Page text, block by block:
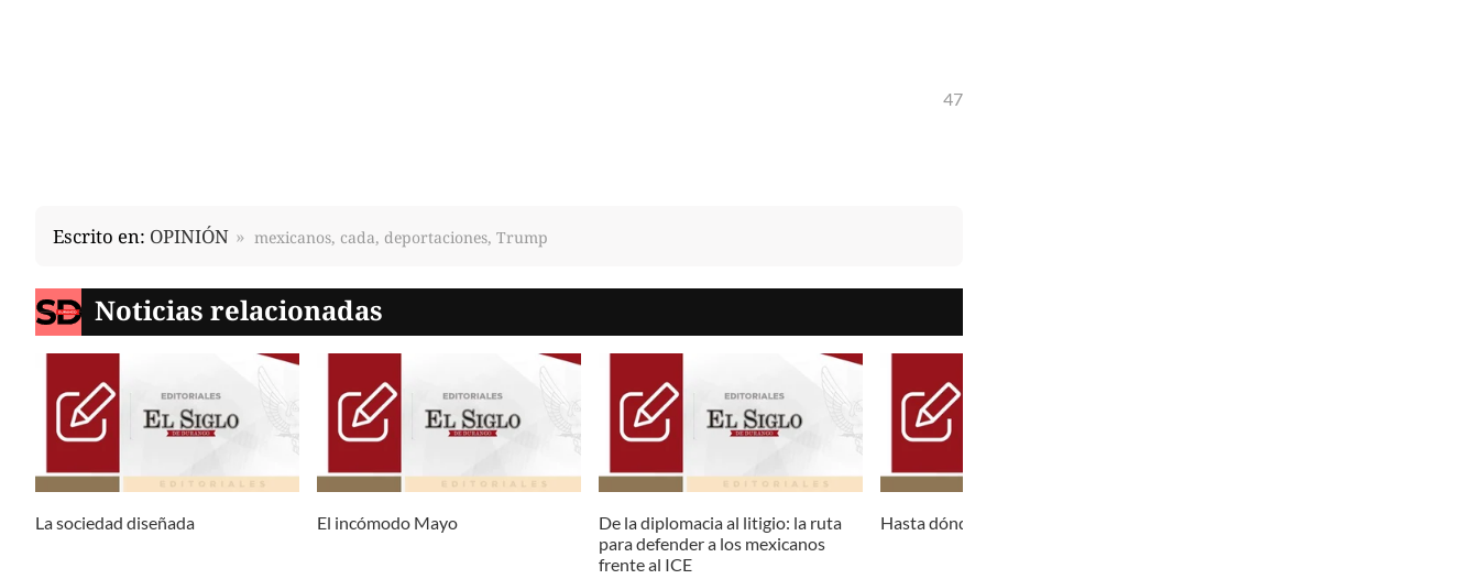
47
Escrito en: OPINIÓN mexicanos, cada, deportaciones, Trump
Noticias relacionadas
La sociedad diseñada El incómodo Mayo
De la diplomacia al litigio: la ruta
para defender a los mexicanos
frente al ICE
Hasta dónde puede arrastrar